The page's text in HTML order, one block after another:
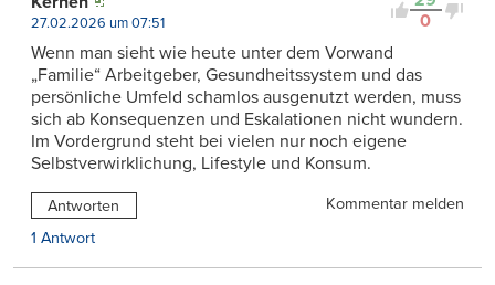
0
27.02.2026 um 07:51
Wenn man sieht wie heute unter dem Vorwand
„Familie“ Arbeitgeber, Gesundheitssystem und das
persönliche Umfeld schamlos ausgenutzt werden, muss
sich ab Konsequenzen und Eskalationen nicht wundern.
Im Vordergrund steht bei vielen nur noch eigene
Selbstverwirklichung, Lifestyle und Konsum.
Antworten
Kommentar melden
1 Antwort